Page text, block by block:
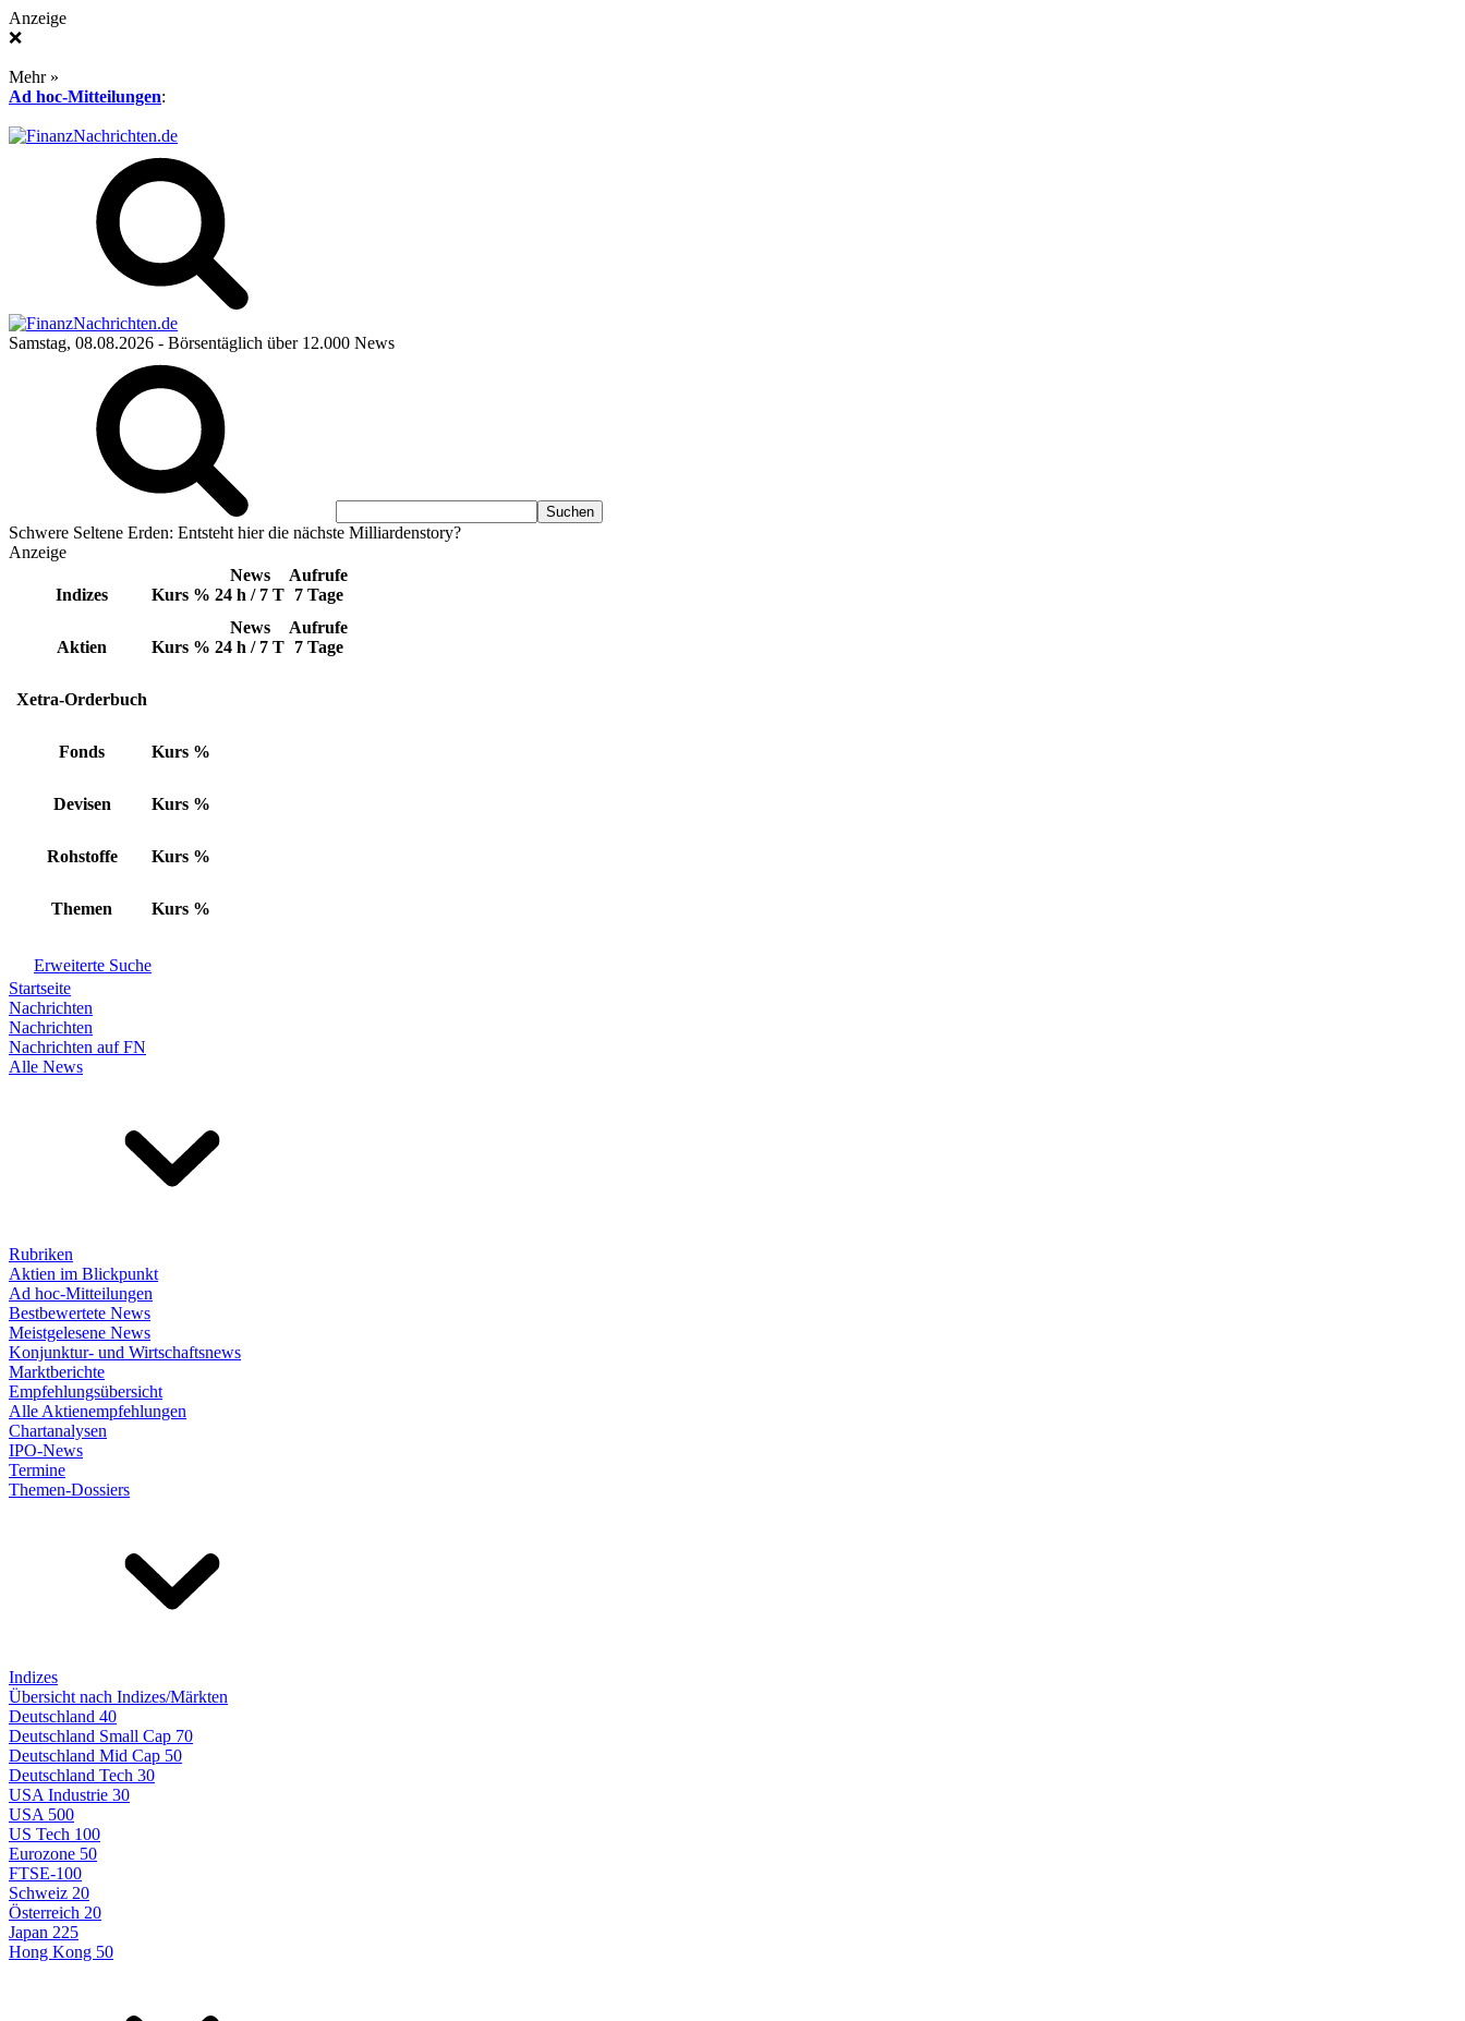
Anzeige
❌
Mehr »
Ad hoc-Mitteilungen:
Samstag, 08.08.2026 - Börsentäglich über 12.000 News
Schwere Seltene Erden: Entsteht hier die nächste Milliardenstory?
Anzeige
Indizes Kurs %
News
24 h / 7 T
Aufrufe
7 Tage
Aktien Kurs %
News
24 h / 7 T
Aufrufe
7 Tage
Xetra-Orderbuch
Fonds Kurs %
Devisen Kurs %
Rohstoffe Kurs %
Themen Kurs %
Erweiterte Suche
Startseite
Nachrichten
Nachrichten
Nachrichten auf FN
Alle News
Rubriken
Aktien im Blickpunkt
Ad hoc-Mitteilungen
Bestbewertete News
Meistgelesene News
Konjunktur- und Wirtschaftsnews
Marktberichte
Empfehlungsübersicht
Alle Aktienempfehlungen
Chartanalysen
IPO-News
Termine
Themen-Dossiers
Indizes
Übersicht nach Indizes/Märkten
Deutschland 40
Deutschland Small Cap 70
Deutschland Mid Cap 50
Deutschland Tech 30
USA Industrie 30
USA 500
US Tech 100
Eurozone 50
FTSE-100
Schweiz 20
Österreich 20
Japan 225
Hong Kong 50